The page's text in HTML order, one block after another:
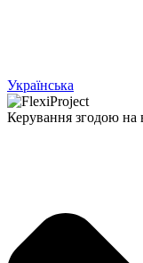
Українська
Керування згодою на